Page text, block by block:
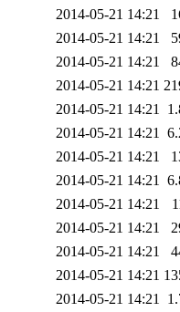
2014-05-21 14:21
2014-05-21 14:21
2014-05-21 14:21
2014-05-21 14:21
2014-05-21 14:21
2014-05-21 14:21
2014-05-21 14:21
2014-05-21 14:21
2014-05-21 14:21
2014-05-21 14:21
2014-05-21 14:21
2014-05-21 14:21
2014-05-21 14:21